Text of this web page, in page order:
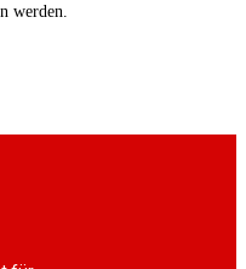
werden.